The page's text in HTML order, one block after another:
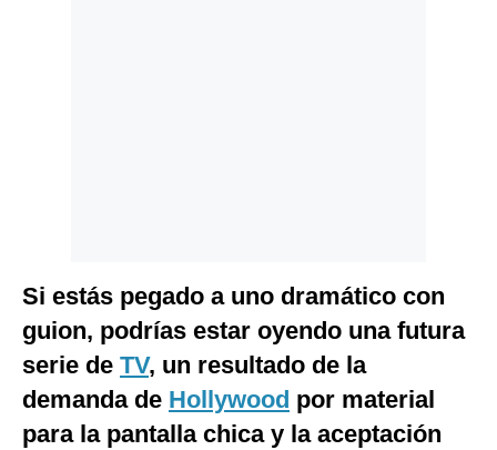
Si estás pegado a uno dramático con
guion, podrías estar oyendo una futura
serie de TV, un resultado de la
demanda de Hollywood por material
para la pantalla chica y la aceptación